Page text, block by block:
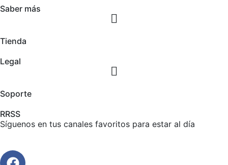
Saber más
Tienda
Legal
Soporte
RRSS
Síguenos en tus canales favoritos para estar al día